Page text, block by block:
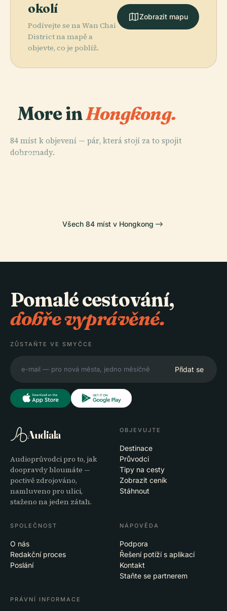
okolí
Podívejte se na Wan Chai
District na mapě a
objevte, co je poblíž.
Zobrazit mapu
More inHongkong.
84 míst k objevení — pár, která stojí za to spojit
dohromady.
PLACE
PLACE
PLACE
Všech 84 míst v Hongkong
Pomalé cestování,
dobře vyprávěné.
ZŮSTAŇTE VE SMYČCE
Přidat se
Audiala
Audioprůvodci pro to, jak
doopravdy bloumáte —
poctivě zdrojováno,
namluveno pro ulici,
staženo na jeden zátah.
OBJEVUJTE
Destinace
Průvodci
Tipy na cesty
Zobrazit ceník
Stáhnout
SPOLEČNOST
O nás
Redakční proces
Poslání
NÁPOVĚDA
Podpora
Řešení potíží s aplikací
Kontakt
Staňte se partnerem
PRÁVNÍ INFORMACE